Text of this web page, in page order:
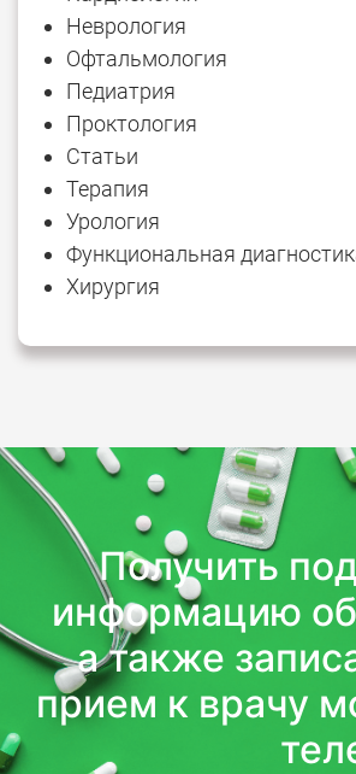
Неврология
Офтальмология
Педиатрия
Проктология
Статьи
Терапия
Урология
Функциональная
Хирургия
Получить
информацию об
а также
прием к врачу